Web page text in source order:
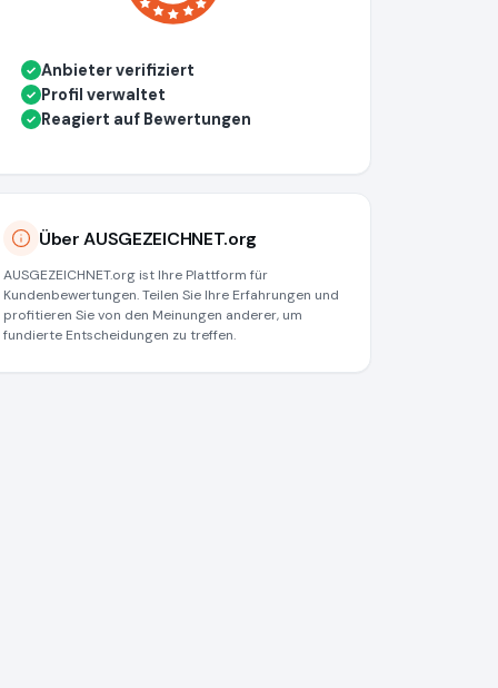
✓ Anbieter verifiziert
✓ Profil verwaltet
✓ Reagiert auf Bewertungen
Über AUSGEZEICHNET.org
AUSGEZEICHNET.org ist Ihre Plattform für
Kundenbewertungen. Teilen Sie Ihre Erfahrungen und
profitieren Sie von den Meinungen anderer, um
fundierte Entscheidungen zu treffen.